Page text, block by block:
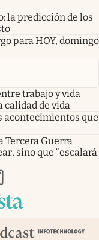
la predicción de los
para HOY, domingo
trabajo y vida
calidad de vida
acontecimientos que
Tercera Guerra
sino que “escalará
pestaña
nueva pestaña
en nueva pestaña
abre en nueva pestaña